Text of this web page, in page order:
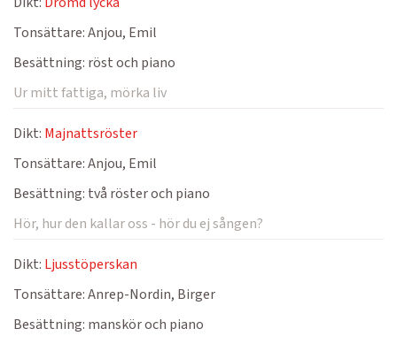
Tonsättare:Anjou, Emil
Besättning: röst och piano
Ur mitt fattiga, mörka liv
Dikt: Majnattsröster
Tonsättare:Anjou, Emil
Besättning: två röster och piano
Hör, hur den kallar oss - hör du ej sången?
Dikt: Ljusstöperskan
Tonsättare:Anrep-Nordin, Birger
Besättning: manskör och piano